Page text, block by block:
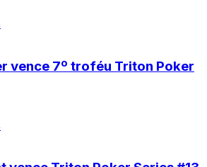
vence 7º troféu Triton Poker